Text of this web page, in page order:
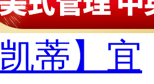
蒂】宜